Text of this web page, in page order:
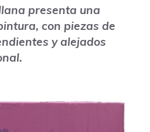
presenta una
con piezas de
y alejados